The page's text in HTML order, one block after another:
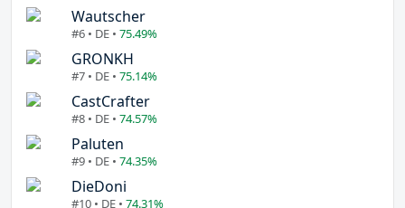
Wautscher
#6 • DE • 75.49%
GRONKH
#7 • DE • 75.14%
CastCrafter
#8 • DE • 74.57%
Paluten
#9 • DE • 74.35%
DieDoni
#10 • DE • 74.31%